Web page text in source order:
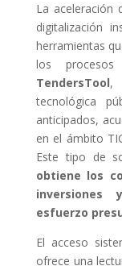
La aceleración
digitalización
herramientas
los
TendersTool,
tecnológica
anticipados,
en el ámbito
Este tipo de
obtiene los
esfuerzo
El acceso
ofrece una